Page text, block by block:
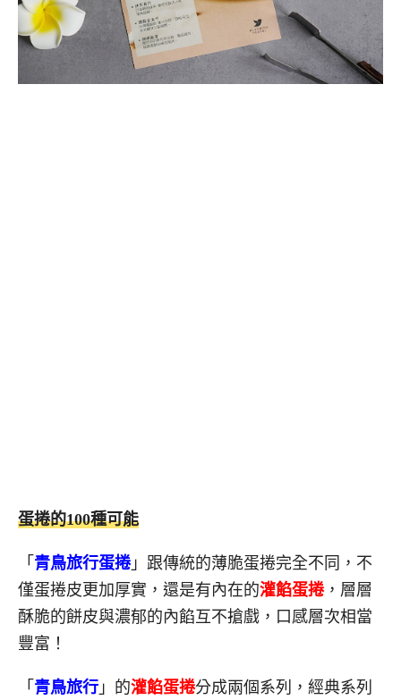
蛋捲的100種可能
「 青鳥旅行蛋捲」跟傳統的薄脆蛋捲完全不同，不
僅蛋捲皮更加厚實，還是有內在的灌餡蛋捲，層層
酥脆的餅皮與濃郁的內餡互不搶戲，口感層次相當
豐富！
「 青鳥旅行 」的灌餡蛋捲分成兩個系列，經典系列